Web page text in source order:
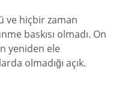
ve hiçbir zaman
baskısı olmadı. On
yeniden ele
olmadığı açık.